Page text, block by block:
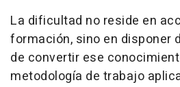
La dificultad no reside en
formación, sino en disponer
de convertir ese
metodología de trabajo